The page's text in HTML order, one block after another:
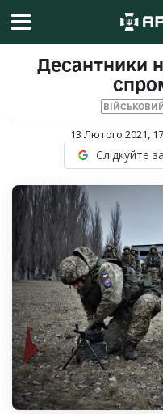
Десантники
13 Лютого 2021,
Слідкуйте